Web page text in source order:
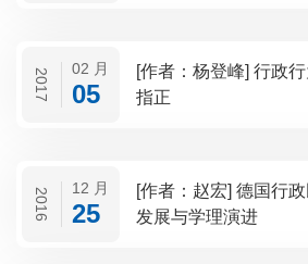
2017 02 月
05
[作者：杨登峰] 行政行为程序瑕疵的
指正
2016 12 月
25
[作者：赵宏] 德国行政民营化的制度
发展与学理演进